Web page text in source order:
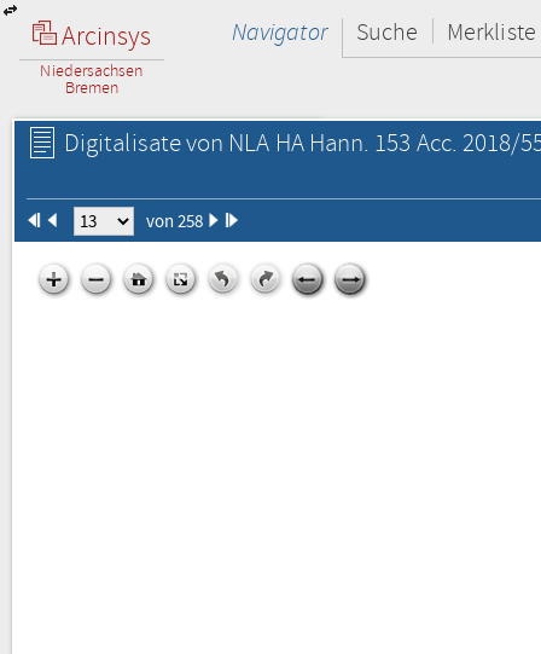
Arcinsys
Niedersachsen
Bremen
Navigator Suche Merkliste
Digitalisate von NLA HA Hann. 153 Acc. 2018/
von 258